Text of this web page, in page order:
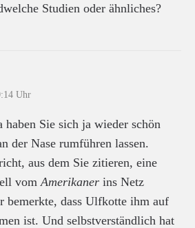
Studien oder ähnliches?
Uhr
Sie sich ja wieder schön
der Nase rumführen lassen.
aus dem Sie zitieren, eine
vom Amerikaner ins Netz
bemerkte, dass Ulfkotte ihm auf
ist. Und selbstverständlich hat